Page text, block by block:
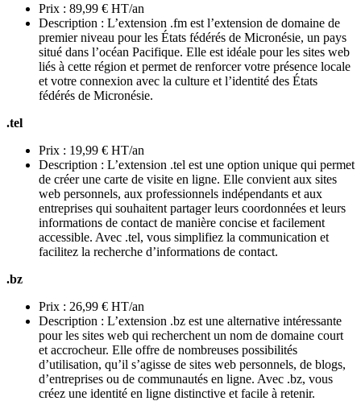
Prix : 89,99 € HT/an
Description : L’extension .fm est l’extension de domaine de
premier niveau pour les États fédérés de Micronésie, un pays
situé dans l’océan Pacifique. Elle est idéale pour les sites web
liés à cette région et permet de renforcer votre présence locale
et votre connexion avec la culture et l’identité des États
fédérés de Micronésie.
.tel
Prix : 19,99 € HT/an
Description : L’extension .tel est une option unique qui permet
de créer une carte de visite en ligne. Elle convient aux sites
web personnels, aux professionnels indépendants et aux
entreprises qui souhaitent partager leurs coordonnées et leurs
informations de contact de manière concise et facilement
accessible. Avec .tel, vous simplifiez la communication et
facilitez la recherche d’informations de contact.
.bz
Prix : 26,99 € HT/an
Description : L’extension .bz est une alternative intéressante
pour les sites web qui recherchent un nom de domaine court
et accrocheur. Elle offre de nombreuses possibilités
d’utilisation, qu’il s’agisse de sites web personnels, de blogs,
d’entreprises ou de communautés en ligne. Avec .bz, vous
créez une identité en ligne distinctive et facile à retenir.